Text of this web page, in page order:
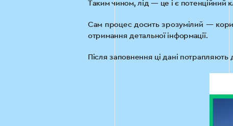
Таким чином, лід — це і є потенційний
Сам процес досить зрозумілий —
отримання детальної інформації.
Після заповнення ці дані